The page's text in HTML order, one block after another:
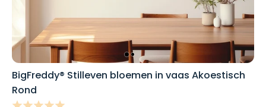
BigFreddy® Stilleven bloemen in vaas Akoestisch
Rond